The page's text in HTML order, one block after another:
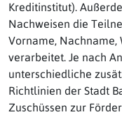
Kreditinstitut).
Nachweisen die
Vorname,
verarbeitet. Je nach
unterschiedliche
Richtlinien der Stadt
Zuschüssen zur